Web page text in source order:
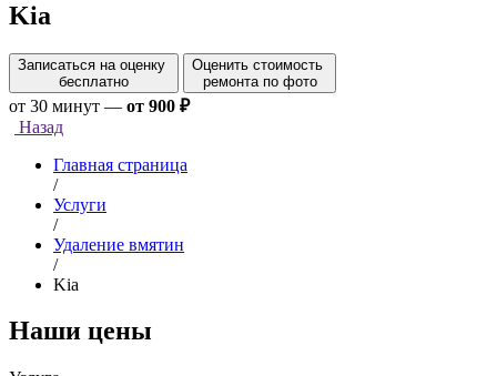
Kia
Записаться на оценку
бесплатно
Оценить стоимость
ремонта по фото
от 30 минут — от 900 ₽
Назад
Главная страница
/
Услуги
/
Удаление вмятин
/
Kia
Наши цены